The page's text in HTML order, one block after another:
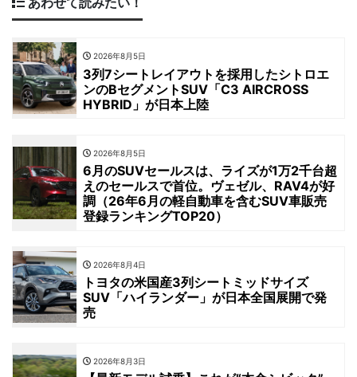
2026年8月5日
3列7シートレイアウトを採用したシトロエ
ンのBセグメントSUV「C3 AIRCROSS
HYBRID」が日本上陸
2026年8月5日
6月のSUVセールスは、ライズが1万2千台超
えのセールスで首位。ヴェゼル、RAV4が好
調（26年6月の軽自動車を含むSUV車販売
登録ランキングTOP20）
2026年8月4日
トヨタの米国産3列シートミッドサイズ
SUV「ハイランダー」が日本全国展開で発
売
2026年8月3日